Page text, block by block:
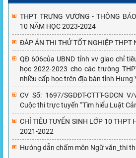
THPT TRƯNG VƯƠNG - THÔNG
10 NĂM HỌC 2023-2024
ĐÁP ÁN THI THỬ TỐT NGHIỆP THPT
QĐ 606của UBND tỉnh vv giao chỉ
học 2022-2023 cho các trường
nhiều cấp học trên địa bàn tỉnh Hưng
CV Số: 1697/SGDĐT-CTTT-GDCN
Cuộc thi trực tuyến “Tìm hiểu Luật
CHỈ TIÊU TUYỂN SINH LỚP 10 THPT
2021-2022
Hướng dẫn chấm môn Ngữ văn_thi